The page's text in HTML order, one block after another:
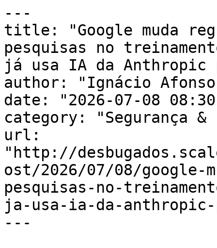
---
title: "Google muda
pesquisas no
já usa IA da Anthropic
author: "Ignácio
date: "2026-07-08
category: "Segurança
url:
"http://
ost/2026/07/08/google-
pesquisas-no-
ja-usa-ia-da-
---